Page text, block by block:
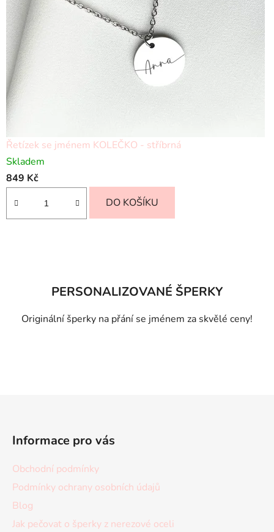
Řetízek se jménem KOLEČKO - stříbrná
Skladem
849 Kč
DO KOŠÍKU
PERSONALIZOVANÉ ŠPERKY
Originální šperky na přání se jménem za skvělé ceny!
Informace pro vás
Obchodní podmínky
Podmínky ochrany osobních údajů
Blog
Jak pečovat o šperky z nerezové oceli